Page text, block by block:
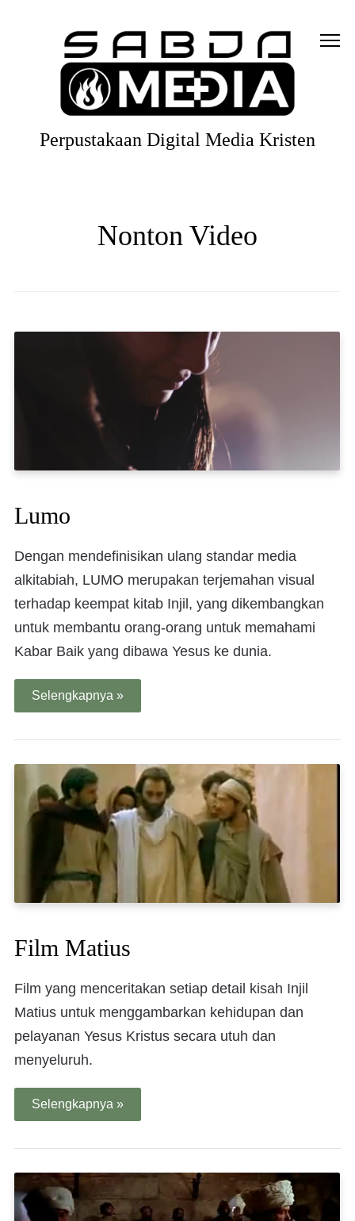
Perpustakaan Digital Media Kristen
Nonton Video
Lumo
Dengan mendefinisikan ulang standar media
alkitabiah, LUMO merupakan terjemahan visual
terhadap keempat kitab Injil, yang dikembangkan
untuk membantu orang-orang untuk memahami
Kabar Baik yang dibawa Yesus ke dunia.
Selengkapnya »
Film Matius
Film yang menceritakan setiap detail kisah Injil
Matius untuk menggambarkan kehidupan dan
pelayanan Yesus Kristus secara utuh dan
menyeluruh.
Selengkapnya »